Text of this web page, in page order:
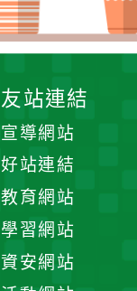
友站連結
宣導網站
好站連結
教育網站
學習網站
資安網站